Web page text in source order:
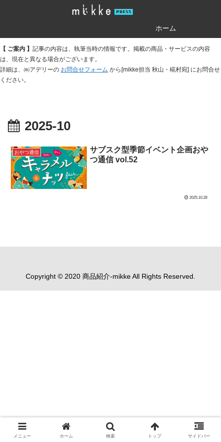
ホーム
【 ご案内 】 記事の内容は、執筆当時の情報です。掲載の商品・サービスの内容
は、現在と異なる場合がございます。
詳細は、㈱アデリーの お問合せフォーム から[mikke担当 秋山・椛村宛] にお問合せ
ください。
2025-10
おやつ通信
サブスク型季節イベント企画おや
つ通信 vol.52
2025.10.28
Copyright © 2020 商品紹介-mikke All Rights Reserved.
メニュー ホーム 検索 トップ サイドバー